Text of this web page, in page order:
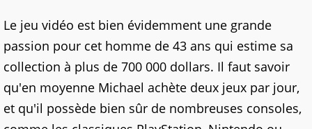
Le jeu vidéo est bien évidemment une grande
passion pour cet homme de 43 ans qui estime sa
collection à plus de 700 000 dollars. Il faut savoir
qu'en moyenne Michael achète deux jeux par jour,
et qu'il possède bien sûr de nombreuses consoles,